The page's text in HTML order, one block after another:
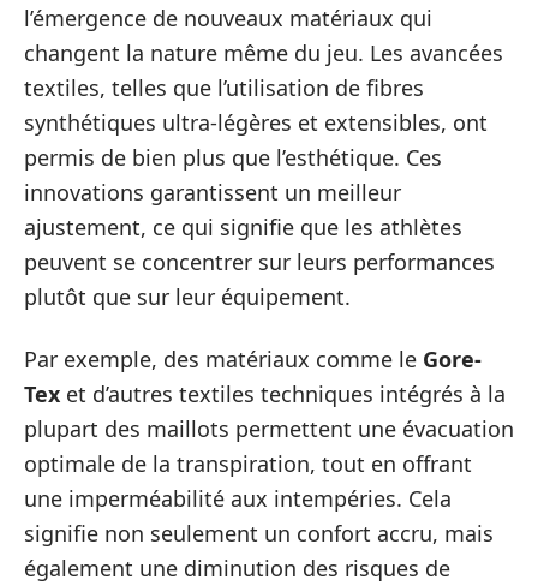
l’émergence de nouveaux matériaux qui
changent la nature même du jeu. Les avancées
textiles, telles que l’utilisation de fibres
synthétiques ultra-légères et extensibles, ont
permis de bien plus que l’esthétique. Ces
innovations garantissent un meilleur
ajustement, ce qui signifie que les athlètes
peuvent se concentrer sur leurs performances
plutôt que sur leur équipement.
Par exemple, des matériaux comme le Gore-
Tex et d’autres textiles techniques intégrés à la
plupart des maillots permettent une évacuation
optimale de la transpiration, tout en offrant
une imperméabilité aux intempéries. Cela
signifie non seulement un confort accru, mais
également une diminution des risques de